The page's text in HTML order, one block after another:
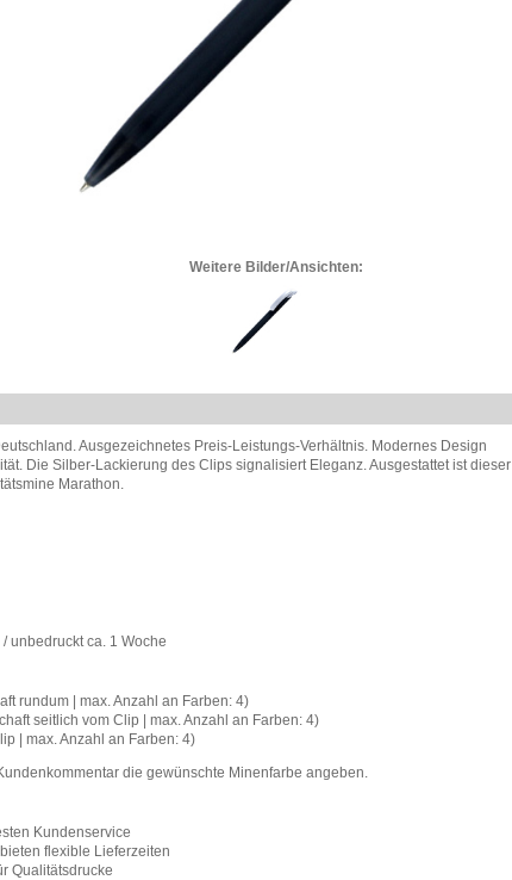
Weitere Bilder/Ansichten:
Ausgezeichnetes Preis-Leistungs-Verhältnis. Modernes Design
Die Silber-Lackierung des Clips signalisiert Eleganz. Ausgestattet ist dieser
Marathon.
unbedruckt ca. 1 Woche
rundum | max. Anzahl an Farben: 4)
seitlich vom Clip | max. Anzahl an Farben: 4)
| max. Anzahl an Farben: 4)
die gewünschte Minenfarbe angeben.
Kundenservice
flexible Lieferzeiten
Qualitätsdrucke